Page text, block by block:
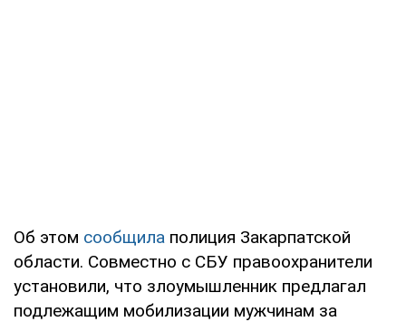
Об этом сообщила полиция Закарпатской
области. Совместно с СБУ правоохранители
установили, что злоумышленник предлагал
подлежащим мобилизации мужчинам за